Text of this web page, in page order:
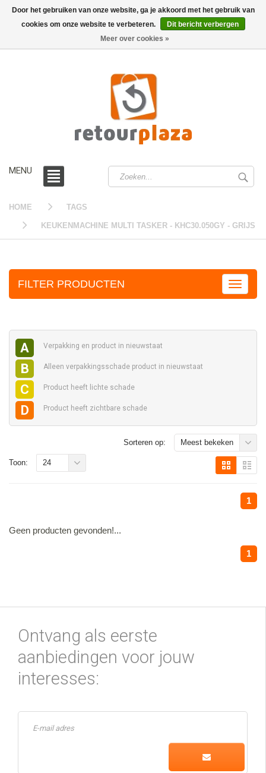
MENU
HOME TAGS
KEUKENMACHINE MULTI TASKER - KHC30.050GY - GRIJS
FILTER PRODUCTEN
A Verpakking en product in nieuwstaat
B Alleen verpakkingsschade product in nieuwstaat
C Product heeft lichte schade
D Product heeft zichtbare schade
Sorteren op: Meest bekeken
1
Toon: 24
Geen producten gevonden!...
1
Ontvang als eerste
aanbiedingen voor jouw
interesses:
Door het gebruiken van onze website, ga je akkoord met het gebruik van
cookies om onze website te verbeteren.
Dit bericht verbergen
Meer over cookies »